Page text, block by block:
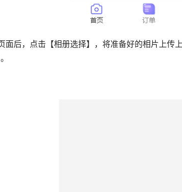
面后，点击【相册选择】，将准备好的相片上传